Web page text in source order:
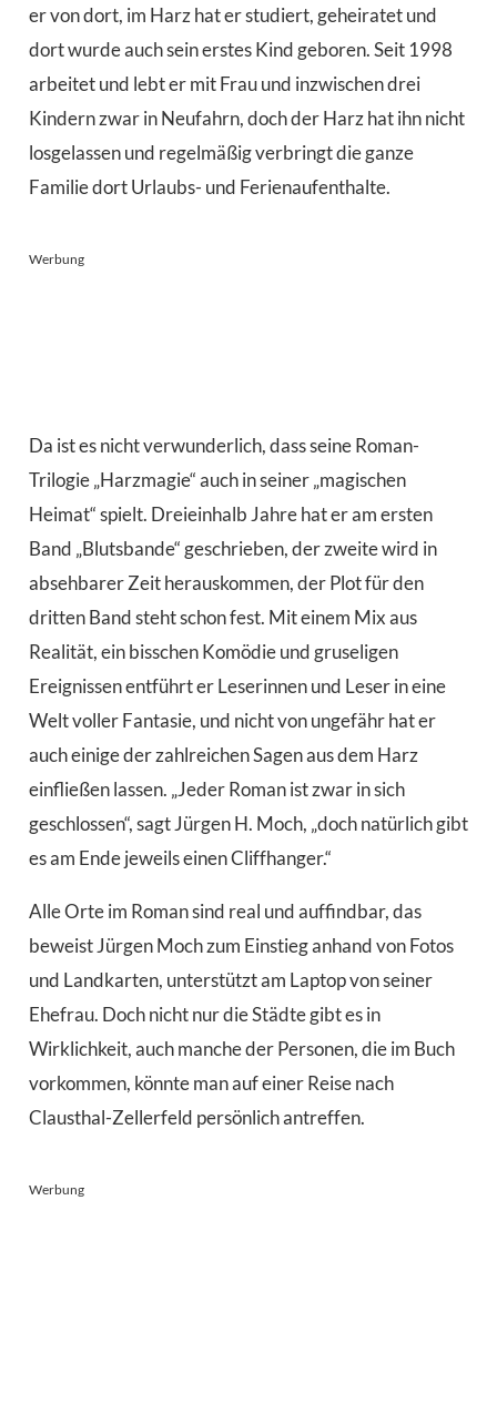
er von dort, im Harz hat er studiert, geheiratet und
dort wurde auch sein erstes Kind geboren. Seit 1998
arbeitet und lebt er mit Frau und inzwischen drei
Kindern zwar in Neufahrn, doch der Harz hat ihn nicht
losgelassen und regelmäßig verbringt die ganze
Familie dort Urlaubs- und Ferienaufenthalte.
Werbung
Da ist es nicht verwunderlich, dass seine Roman-
Trilogie „Harzmagie“ auch in seiner „magischen
Heimat“ spielt. Dreieinhalb Jahre hat er am ersten
Band „Blutsbande“ geschrieben, der zweite wird in
absehbarer Zeit herauskommen, der Plot für den
dritten Band steht schon fest. Mit einem Mix aus
Realität, ein bisschen Komödie und gruseligen
Ereignissen entführt er Leserinnen und Leser in eine
Welt voller Fantasie, und nicht von ungefähr hat er
auch einige der zahlreichen Sagen aus dem Harz
einfließen lassen. „Jeder Roman ist zwar in sich
geschlossen“, sagt Jürgen H. Moch, „doch natürlich gibt
es am Ende jeweils einen Cliffhanger.“
Alle Orte im Roman sind real und auffindbar, das
beweist Jürgen Moch zum Einstieg anhand von Fotos
und Landkarten, unterstützt am Laptop von seiner
Ehefrau. Doch nicht nur die Städte gibt es in
Wirklichkeit, auch manche der Personen, die im Buch
vorkommen, könnte man auf einer Reise nach
Clausthal-Zellerfeld persönlich antreffen.
Werbung